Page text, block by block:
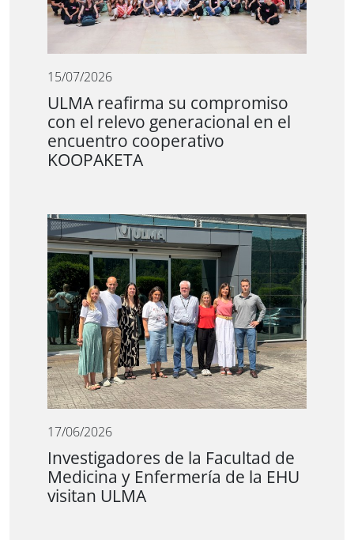
15/07/2026
ULMA reafirma su compromiso
con el relevo generacional en el
encuentro cooperativo
KOOPAKETA
17/06/2026
Investigadores de la Facultad de
Medicina y Enfermería de la EHU
visitan ULMA